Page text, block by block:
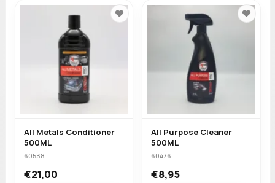
All Metals Conditioner
500ML
60538
€21,00
All Purpose Cleaner
500ML
60476
€8,95